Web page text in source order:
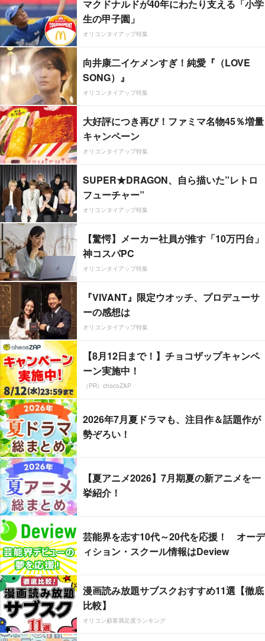
マクドナルドが40年にわたり支える「小学
生の甲子園」
オリコンタイアップ特集
向井康二イケメンすぎ！純愛『（LOVE
SONG）』
オリコンタイアップ特集
大好評につき再び！ファミマ名物45％増量
キャンペーン
オリコンタイアップ特集
SUPER★DRAGON、自ら描いた”レトロ
フューチャー”
オリコンタイアップ特集
【驚愕】メーカー社員が推す「10万円台」
神コスパPC
オリコンタイアップ特集
『VIVANT』限定ウオッチ、プロデューサ
ーの感想は
オリコンタイアップ特集
【8月12日まで！】チョコザップキャンペ
ーン実施中！
（PR）chocoZAP
2026年7月夏ドラマも、注目作＆話題作が
勢ぞろい！
【夏アニメ2026】7月期夏の新アニメを一
挙紹介！
芸能界を志す10代～20代を応援！ オーデ
ィション・スクール情報はDeview
漫画読み放題サブスクおすすめ11選【徹底
比較】
オリコン顧客満足度ランキング